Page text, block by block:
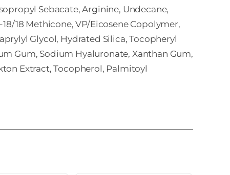
Sebacate, Arginine, Undecane,
18 Methicone, VP/Eicosene Copolymer,
Glycol, Hydrated Silica, Tocopheryl
Gum, Sodium Hyaluronate, Xanthan Gum,
Extract, Tocopherol, Palmitoyl